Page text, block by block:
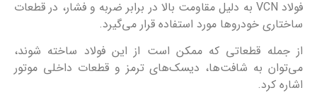
فولاد VCN به دلیل مقاومت بالا در برابر ضربه و فشار، در قطعات
ساختاری خودروها مورد استفاده قرار می‌گیرد.
از جمله قطعاتی که ممکن است از این فولاد ساخته شوند،
می‌توان به شافت‌ها، دیسک‌های ترمز و قطعات داخلی موتور
اشاره کرد.